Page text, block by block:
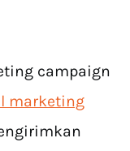
campaign
marketing